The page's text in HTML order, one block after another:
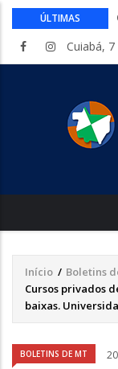
ÚLTIMAS
Cuiabá,
Trilha
de
Início / Boletins
Cursos privados
baixas.
BOLETINS DE MT
Áudio